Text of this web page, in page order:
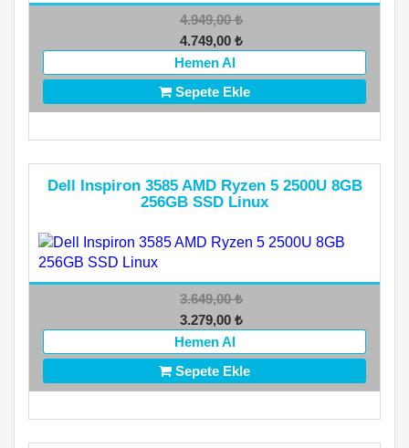
4.949,00₺
4.749,00 ₺
Hemen Al
Sepete Ekle
Dell Inspiron 3585 AMD Ryzen 5 2500U 8GB
256GB SSD Linux
3.649,00₺
3.279,00 ₺
Hemen Al
Sepete Ekle